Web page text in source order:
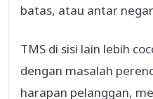
batas, atau antar
TMS di sisi lain lebih
dengan masalah
harapan pelanggan,